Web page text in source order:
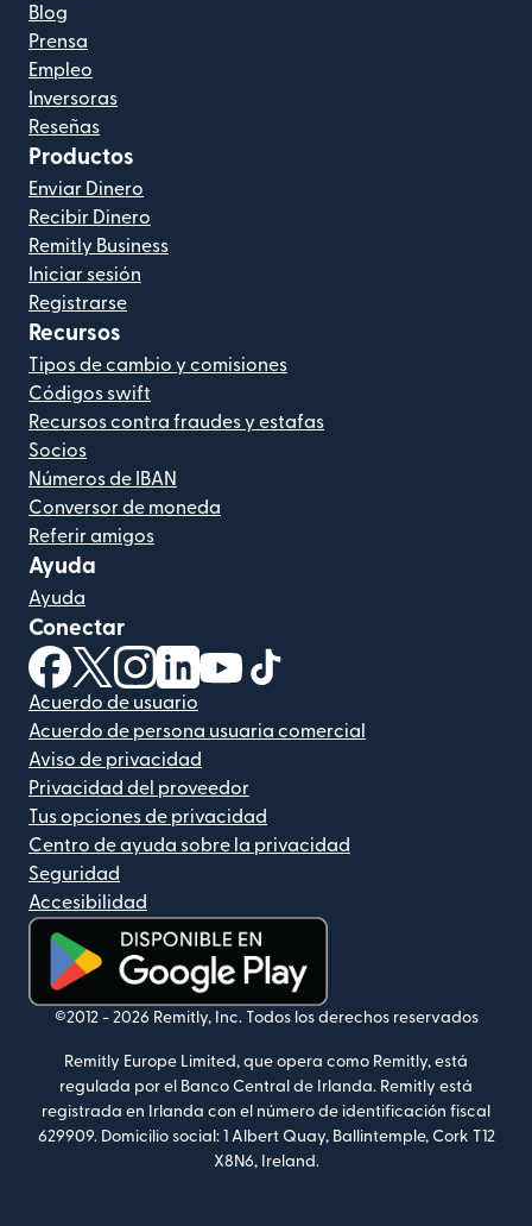
Blog
Prensa
Empleo
Inversoras
Reseñas
Productos
Enviar Dinero
Recibir Dinero
Remitly Business
Iniciar sesión
Registrarse
Recursos
Tipos de cambio y comisiones
Códigos swift
Recursos contra fraudes y estafas
Socios
Números de IBAN
Conversor de moneda
Referir amigos
Ayuda
Ayuda
Conectar
(se abre en una ventana nueva)
(se abre en una ventana nueva)
(se abre en una ventana nueva)
(se abre en una ventana nueva)
(se abre en una ventana nueva)
Acuerdo de usuario
Acuerdo de persona usuaria comercial
Aviso de privacidad
Privacidad del proveedor
Tus opciones de privacidad
Centro de ayuda sobre la privacidad
Seguridad
Accesibilidad
(se abre en una ventana nueva)
©2012 - 2026 Remitly, Inc. Todos los derechos reservados
Remitly Europe Limited, que opera como Remitly, está
regulada por el Banco Central de Irlanda. Remitly está
registrada en Irlanda con el número de identificación fiscal
629909. Domicilio social: 1 Albert Quay, Ballintemple, Cork T12
X8N6, Ireland.